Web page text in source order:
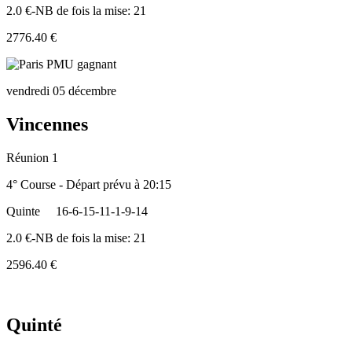
2.0 €-NB de fois la mise: 21
2776.40 €
vendredi 05 décembre
Vincennes
Réunion 1
4° Course - Départ prévu à 20:15
Quinte
16-6-15-11-1-9-14
2.0 €-NB de fois la mise: 21
2596.40 €
Quinté